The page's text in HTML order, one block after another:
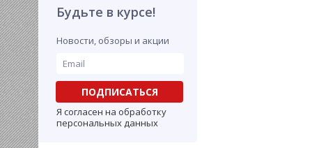
Будьте в курсе!
Новости, обзоры и акции
ПОДПИСАТЬСЯ
Я согласен на обработку
персональных данных